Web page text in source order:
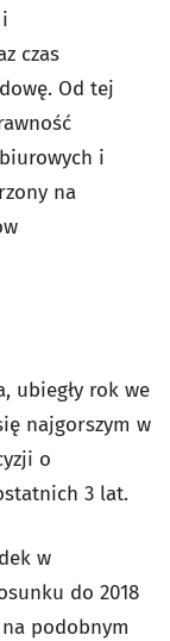
czas
Od tej
i
na
ubiegły rok we
najgorszym w
o
3 lat.
w
do 2018
podobnym